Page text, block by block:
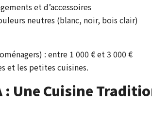
et d’accessoires
neutres (blanc, noir, bois clair)
: entre 1 000 € et 3 000 €
et les petites cuisines.
: Une Cuisine